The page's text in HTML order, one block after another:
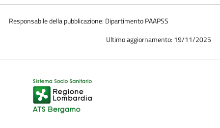
Responsabile della pubblicazione: Dipartimento PAAPSS
Ultimo aggiornamento: 19/11/2025